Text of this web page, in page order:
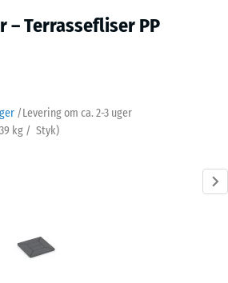
– Terrassefliser PP
/Levering om ca. 2-3 uger
kg / Styk)